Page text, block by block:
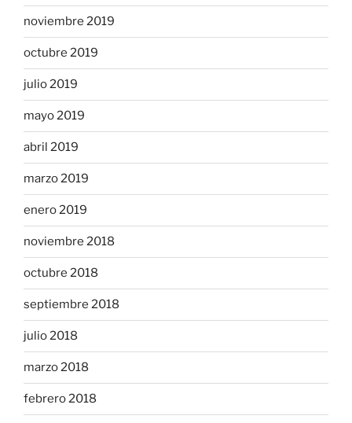
noviembre 2019
octubre 2019
julio 2019
mayo 2019
abril 2019
marzo 2019
enero 2019
noviembre 2018
octubre 2018
septiembre 2018
julio 2018
marzo 2018
febrero 2018